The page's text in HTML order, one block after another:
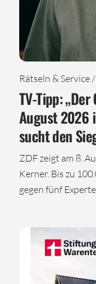
Rätseln & Service
TV-Tipp:
August 2026
sucht den
ZDF zeigt am 8.
Kerner. Bis zu
gegen fünf